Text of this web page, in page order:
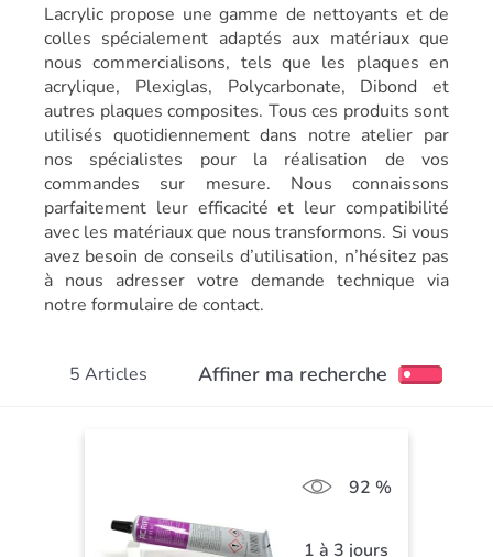
Lacrylic propose une gamme de nettoyants et de
colles spécialement adaptés aux matériaux que
nous commercialisons, tels que les plaques en
acrylique, Plexiglas, Polycarbonate, Dibond et
autres plaques composites. Tous ces produits sont
utilisés quotidiennement dans notre atelier par
nos spécialistes pour la réalisation de vos
commandes sur mesure. Nous connaissons
parfaitement leur efficacité et leur compatibilité
avec les matériaux que nous transformons. Si vous
avez besoin de conseils d’utilisation, n’hésitez pas
à nous adresser votre demande technique via
notre formulaire de contact.
Affiner ma recherche
5 Articles
92 %
1 à 3 jours